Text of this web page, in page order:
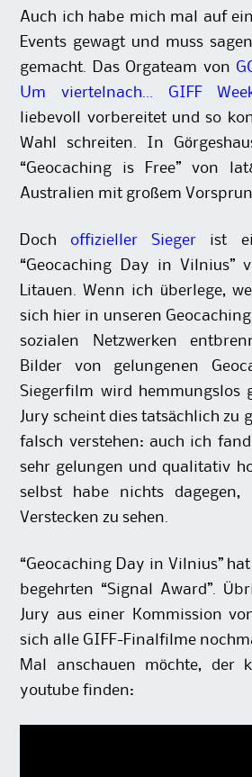
Auch ich habe mich mal auf
Events gewagt und muss
gemacht. Das Orgateam von
Um viertelnach… GIFF
liebevoll vorbereitet und so
Wahl schreiten. In
“Geocaching is Free” von
Australien mit großem
Doch offizieller Sieger ist
“Geocaching Day in Vilnius”
Litauen. Wenn ich überlege,
sich hier in unseren
sozialen Netzwerken
Bilder von gelungenen
Siegerfilm wird hemmungslos
Jury scheint dies tatsächlich zu
falsch verstehen: auch ich
sehr gelungen und qualitativ
selbst habe nichts
Verstecken zu sehen.
“Geocaching Day in Vilnius”
begehrten “Signal Award”.
Jury aus einer Kommission
sich alle GIFF-Finalfilme
Mal anschauen möchte, der
youtube finden: